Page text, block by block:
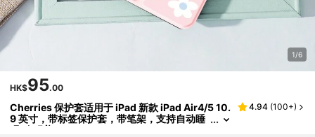
1/6
HK$95.00
Cherries 保护套适用于 iPad 新款 iPad Air4/5 10.
9 英寸，带标签保护套，带笔架，支持自动睡
眠/唤醒盖
4.94 (100+)